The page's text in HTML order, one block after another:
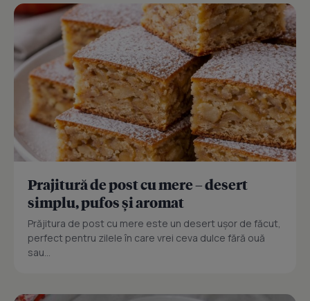
Prajitură de post cu mere – desert
simplu, pufos și aromat
Prăjitura de post cu mere este un desert ușor de făcut,
perfect pentru zilele în care vrei ceva dulce fără ouă
sau...